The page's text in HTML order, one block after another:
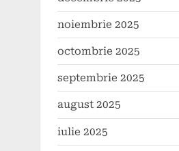
noiembrie 2025
octombrie 2025
septembrie 2025
august 2025
iulie 2025